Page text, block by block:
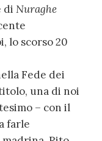
di Nuraghe
lo scorso 20
Fede dei
una di noi
– con il
farle